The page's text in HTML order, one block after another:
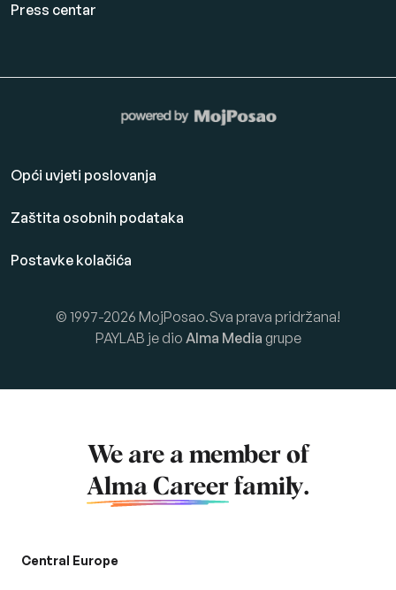
Press centar
Opći uvjeti poslovanja
Zaštita osobnih podataka
Postavke kolačića
© 1997-2026 MojPosao.Sva prava pridržana!
PAYLAB je dio Alma Media grupe
We are a member of
Alma Career family.
Central Europe